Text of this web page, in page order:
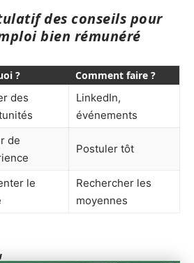
des conseils pour
bien rémunéré
? Comment faire ?
des
LinkedIn,
événements
de
Postuler tôt
le
Rechercher les
moyennes